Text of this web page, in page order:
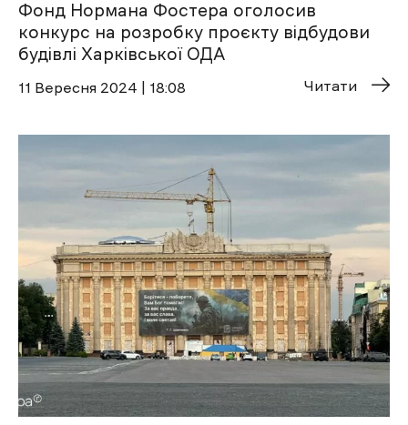
Фонд Нормана Фостера оголосив
конкурс на розробку проєкту відбудови
будівлі Харківської ОДА
11 Вересня 2024 | 18:08 Читати